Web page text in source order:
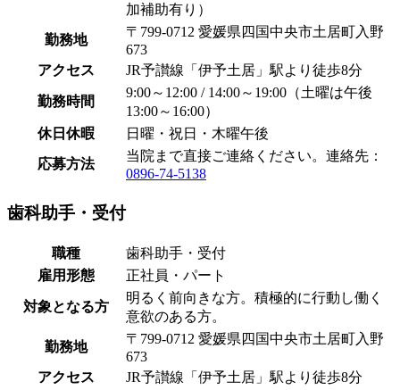
加補助有り）
勤務地
〒799-0712 愛媛県四国中央市土居町入野
673
アクセス
JR予讃線「伊予土居」駅より徒歩8分
勤務時間
9:00～12:00 / 14:00～19:00（土曜は午後
13:00～16:00）
休日休暇
日曜・祝日・木曜午後
応募方法
当院まで直接ご連絡ください。連絡先：
0896-74-5138
歯科助手・受付
職種
歯科助手・受付
雇用形態
正社員・パート
対象となる方
明るく前向きな方。積極的に行動し働く
意欲のある方。
勤務地
〒799-0712 愛媛県四国中央市土居町入野
673
アクセス
JR予讃線「伊予土居」駅より徒歩8分